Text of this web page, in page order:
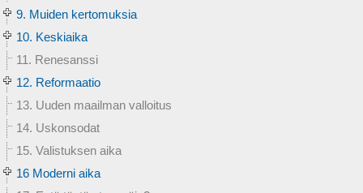
9. Muiden kertomuksia
10. Keskiaika
11. Renesanssi
12. Reformaatio
13. Uuden maailman valloitus
14. Uskonsodat
15. Valistuksen aika
16 Moderni aika